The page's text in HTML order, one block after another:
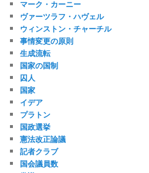
マーク・カーニー
ヴァーツラフ・ハヴェル
ウィンストン・チャーチル
事情変更の原則
生成流転
国家の国制
囚人
国家
イデア
プラトン
国政選挙
憲法改正論議
記者クラブ
国会議員数